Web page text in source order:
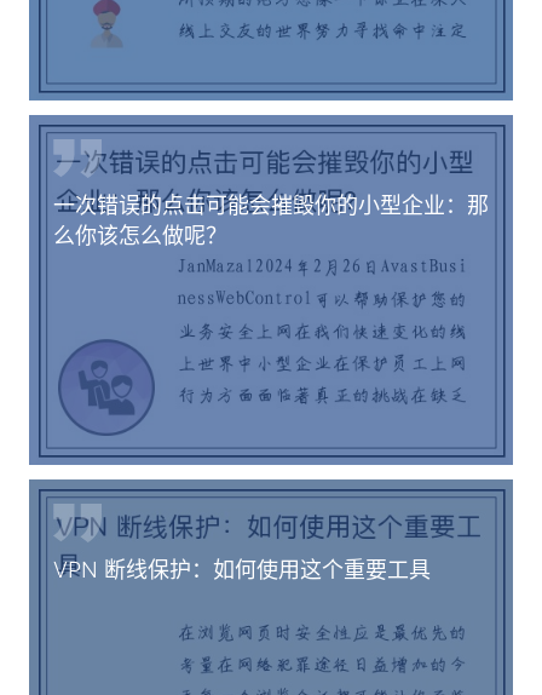
一次错误的点击可能会摧毁你的小型企业：那
么你该怎么做呢？
VPN 断线保护：如何使用这个重要工具